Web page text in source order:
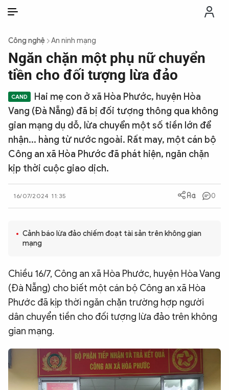
THỜI SỰ
CÔNG AN TRONG LÒNG DÂN
XÃ HỘI
CÔNG NGHỆ
QUỐC TẾ
VĂN HÓA - THỂ THAO
BẠN ĐỌC & CAND
ĐA PHƯƠNG TIỆN
eMagazine
Podcast
Video Ảnh
Công nghệ An ninh mạng
Ngăn chặn một phụ nữ chuyển
tiền cho đối tượng lừa đảo
Hai mẹ con ở xã Hòa Phước, huyện Hòa
Vang (Đà Nẵng) đã bị đối tượng thông qua không
gian mạng dụ dỗ, lừa chuyển một số tiền lớn để
nhận... hàng từ nước ngoài. Rất may, một cán bộ
Công an xã Hòa Phước đã phát hiện, ngăn chặn
kịp thời cuộc giao dịch.
16/07/2024 11:35 0
Cảnh báo lừa đảo chiếm đoạt tài sản trên không gian
mạng
Chiều 16/7, Công an xã Hòa Phước, huyện Hòa Vang
(Đà Nẵng) cho biết một cán bộ Công an xã Hòa
Phước đã kịp thời ngăn chặn trường hợp người
dân chuyển tiền cho đối tượng lừa đảo trên không
gian mạng.